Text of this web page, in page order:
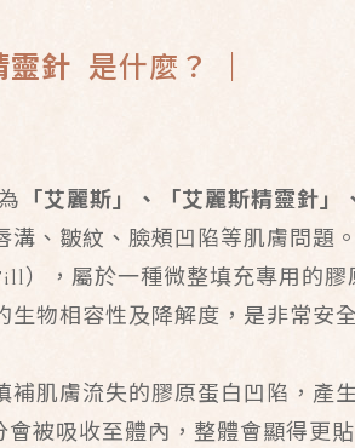
靈針 是什麼？ ｜
「艾麗斯」、「艾麗斯精靈針」
、皺紋、臉頰凹陷等肌膚問題。
），屬於一種微整填充專用的
物相容性及降解度，是非常安
補肌膚流失的膠原蛋白凹陷，產
會被吸收至體內，整體會顯得更